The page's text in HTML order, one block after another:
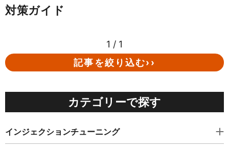
記事を絞り込む››
カテゴリーで探す
インジェクションチューニング
対策ガイド
1 / 1